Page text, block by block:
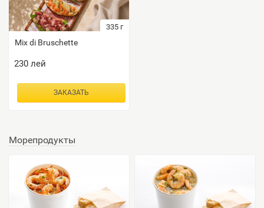
335 г
Mix di Bruschette
230лей
ЗАКАЗАТЬ
Морепродукты